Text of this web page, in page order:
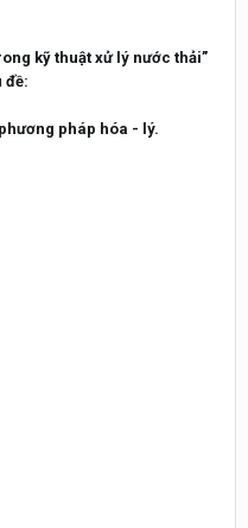
kỹ thuật xử lý nước thải”
đề:
pháp hóa - lý.